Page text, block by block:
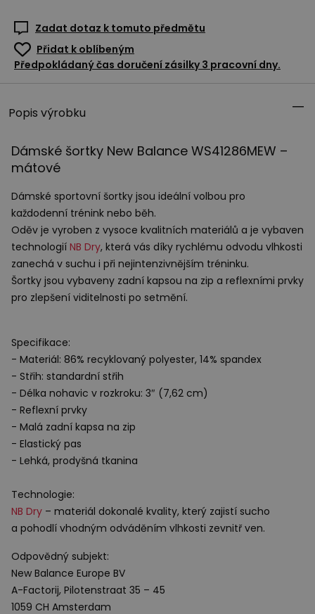
Zadat dotaz k tomuto předmětu
Přidat k oblíbeným
Předpokládaný čas doručení zásilky 3 pracovní dny.
Popis výrobku
Dámské šortky New Balance WS41286MEW –
mátové
Dámské sportovní šortky jsou ideální volbou pro
každodenní trénink nebo běh.
Oděv je vyroben z vysoce kvalitních materiálů a je vybaven
technologií NB Dry, která vás díky rychlému odvodu vlhkosti
zanechá v suchu i při nejintenzivnějším tréninku.
Šortky jsou vybaveny zadní kapsou na zip a reflexními prvky
pro zlepšení viditelnosti po setmění.
Specifikace:
- Materiál: 86% recyklovaný polyester, 14% spandex
- Střih: standardní střih
- Délka nohavic v rozkroku: 3″ (7,62 cm)
- Reflexní prvky
- Malá zadní kapsa na zip
- Elastický pas
- Lehká, prodyšná tkanina
Technologie:
NB Dry – materiál dokonalé kvality, který zajistí sucho
a pohodlí vhodným odváděním vlhkosti zevnitř ven.
Odpovědný subjekt:
New Balance Europe BV
A-Factorij, Pilotenstraat 35 – 45
1059 CH Amsterdam